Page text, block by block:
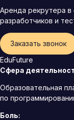
Аренда рекрутера в
разработчиков и
Заказать звонок
EduFuture
Сфера
Образовательная
по
Боль: